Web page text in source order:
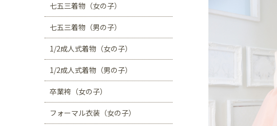
アリオ上尾店
つくば学園の森店
静岡県
七五三着物（女の子）
七五三着物（男の子）
1/2成人式着物（女の子）
1/2成人式着物（男の子）
卒業袴（女の子）
フォーマル衣装（女の子）